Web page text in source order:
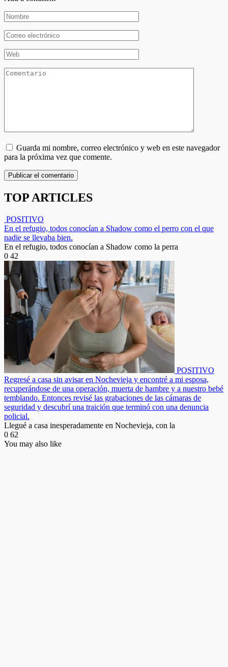
Nombre
*
Correo
electrónico
*Web
Comentario
Guarda mi nombre, correo electrónico y web en este navegador
para la próxima vez que comente.
TOP ARTICLES
POSITIVO
En el refugio, todos conocían a Shadow como el perro con el que
nadie se llevaba bien.
En el refugio, todos conocían a Shadow como la perra
0 42
POSITIVO
Regresé a casa sin avisar en Nochevieja y encontré a mi esposa,
recuperándose de una operación, muerta de hambre y a nuestro bebé
temblando. Entonces revisé las grabaciones de las cámaras de
seguridad y descubrí una traición que terminó con una denuncia
policial.
Llegué a casa inesperadamente en Nochevieja, con la
0 62
You may also like